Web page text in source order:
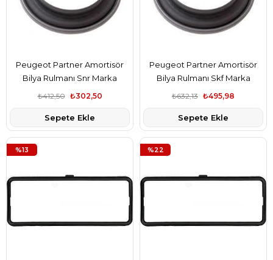
Peugeot Partner Amortisör
Bilya Rulmanı Snr Marka
7700803635
₺302,50
₺412,50
Sepete Ekle
Peugeot Partner Amortisör
Bilya Rulmanı Skf Marka
7700803635
₺495,98
₺632,13
Sepete Ekle
%13 %22